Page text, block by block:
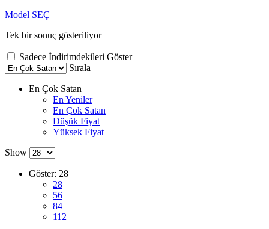
Model SEÇ
Tek bir sonuç gösteriliyor
Sadece İndirimdekileri Göster
Sırala
En Çok Satan
En Yeniler
En Çok Satan
Düşük Fiyat
Yüksek Fiyat
Show
Göster: 28
28
56
84
112